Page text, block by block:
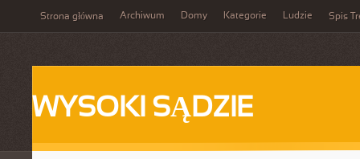
Strona główna Archiwum Domy Kategorie Ludzie Spis
WYSOKI SĄDZIE